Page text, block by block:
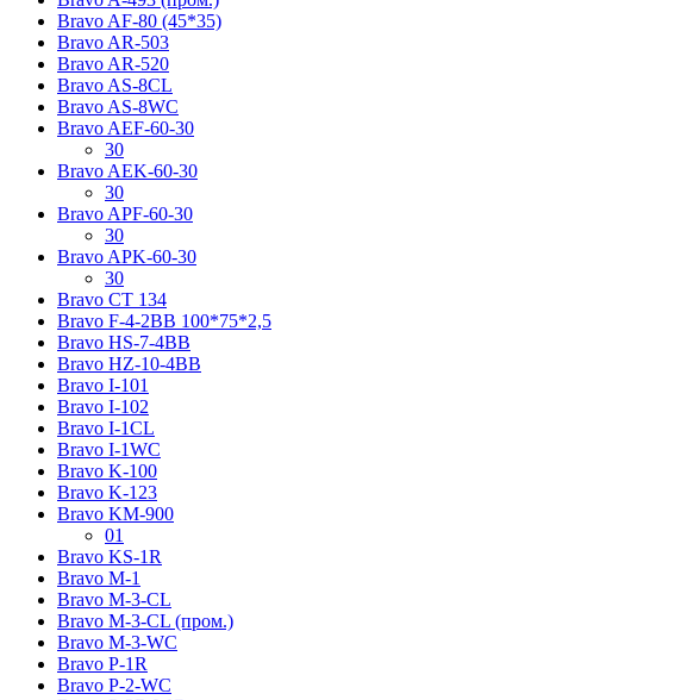
Bravo AF-80 (45*35)
Bravo AR-503
Bravo AR-520
Bravo AS-8CL
Bravo AS-8WC
Bravo AЕF-60-30
30
Bravo AЕK-60-30
30
Bravo AРF-60-30
30
Bravo AРK-60-30
30
Bravo CT 134
Bravo F-4-2BB 100*75*2,5
Bravo HS-7-4BB
Bravo HZ-10-4BB
Bravo I-101
Bravo I-102
Bravo I-1CL
Bravo I-1WC
Bravo K-100
Bravo K-123
Bravo KM-900
01
Bravo KS-1R
Bravo M-1
Bravo M-3-CL
Bravo M-3-CL (пром.)
Bravo M-3-WC
Bravo P-1R
Bravo P-2-WC